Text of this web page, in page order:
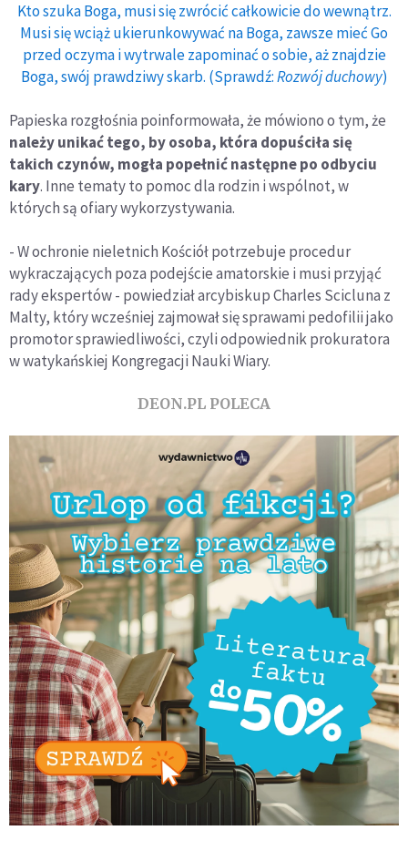
Kto szuka Boga, musi się zwrócić całkowicie do wewnątrz.
Musi się wciąż ukierunkowywać na Boga, zawsze mieć Go
przed oczyma i wytrwale zapominać o sobie, aż znajdzie
Boga, swój prawdziwy skarb. (Sprawdź:Rozwój duchowy)
Papieska rozgłośnia poinformowała, że mówiono o tym, że
należy unikać tego, by osoba, która dopuściła się
takich czynów, mogła popełnić następne po odbyciu
kary. Inne tematy to pomoc dla rodzin i wspólnot, w
których są ofiary wykorzystywania.
- W ochronie nieletnich Kościół potrzebuje procedur
wykraczających poza podejście amatorskie i musi przyjąć
rady ekspertów - powiedział arcybiskup Charles Scicluna z
Malty, który wcześniej zajmował się sprawami pedofilii jako
promotor sprawiedliwości, czyli odpowiednik prokuratora
w watykańskiej Kongregacji Nauki Wiary.
DEON.PL POLECA